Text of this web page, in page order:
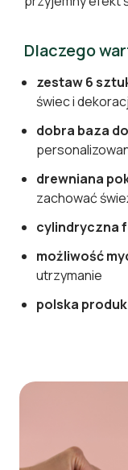
Dlaczego
zestaw 6
świec i
dobra baza
drewniana
zachować
cylindryczna
możliwość
utrzymanie
polska